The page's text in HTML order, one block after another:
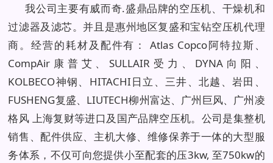
我公司主要有威而奇.盛鼎品牌的空压机、干燥机和
过滤器及滤芯。并且是惠州地区复盛和宝钻空压机代理
商。经营的耗材及配件有： Atlas Copco阿特拉斯、
CompAir康普艾、SULLAIR受力、DYNA向阳、
KOLBECO神钢、HITACHI日立、三井、北越、岩田、
FUSHENG复盛、LIUTECH柳州富达、广州巨风、广州凌
格风 上海复财等进口及国产品牌空压机。公司是集整机
销售、配件供应、主机大修、维修保养于一体的大型服
务体系，不仅可向您提供小至配套的压3kw, 至750kw的